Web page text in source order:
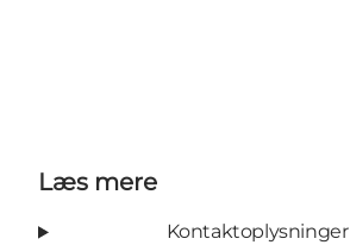
Læs mere
Kontaktoplysninger